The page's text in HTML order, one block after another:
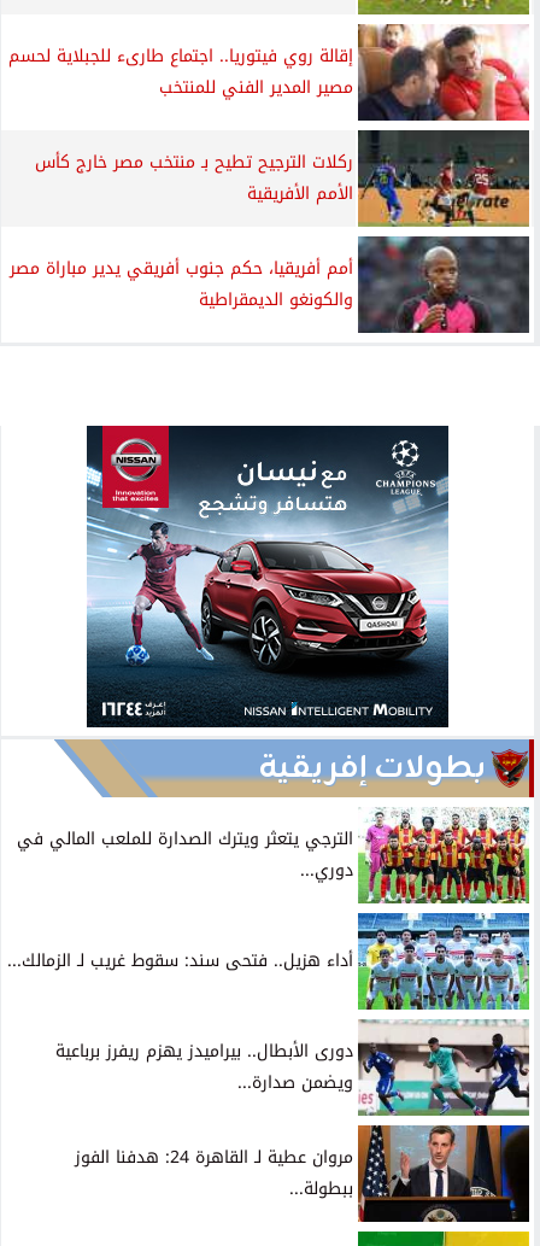
إقالة روي فيتوريا.. اجتماع طارىء للجبلاية لحسم
مصير المدير الفني للمنتخب
ركلات الترجيح تطيح بـ منتخب مصر خارج كأس
الأمم الأفريقية
أمم أفريقيا، حكم جنوب أفريقي يدير مباراة مصر
والكونغو الديمقراطية
بطولات إفريقية
الترجي يتعثر ويترك الصدارة للملعب المالي في
دوري...
أداء هزيل.. فتحى سند: سقوط غريب لـ الزمالك...
دورى الأبطال.. بيراميدز يهزم ريفرز برباعية
ويضمن صدارة...
مروان عطية لـ القاهرة 24: هدفنا الفوز
ببطولة...